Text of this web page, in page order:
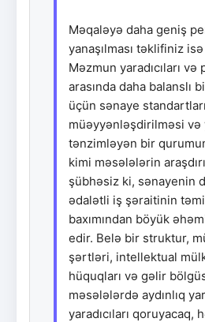
Məqaləyə daha geniş
yanaşılması təklifiniz isə
Məzmun yaradıcıları
arasında daha balanslı
üçün sənaye
müəyyənləşdirilməsi və
tənzimləyən bir
kimi məsələlərin
şübhəsiz ki, sənayenin
ədalətli iş şəraitinin
baxımından böyük
edir. Belə bir struktur,
şərtləri, intellektual
hüquqları və gəlir
məsələlərdə aydınlıq
yaradıcıları qoruyacaq,